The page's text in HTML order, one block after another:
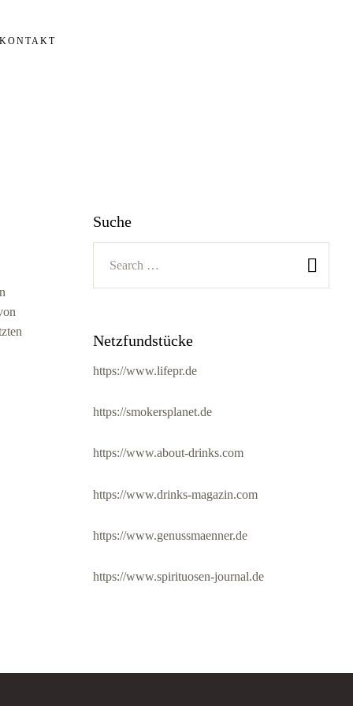
KONTAKT
Suche
Netzfundstücke
https://www.lifepr.de
https://smokersplanet.de
https://www.about-drinks.com
https://www.drinks-magazin.com
https://www.genussmaenner.de
https://www.spirituosen-journal.de